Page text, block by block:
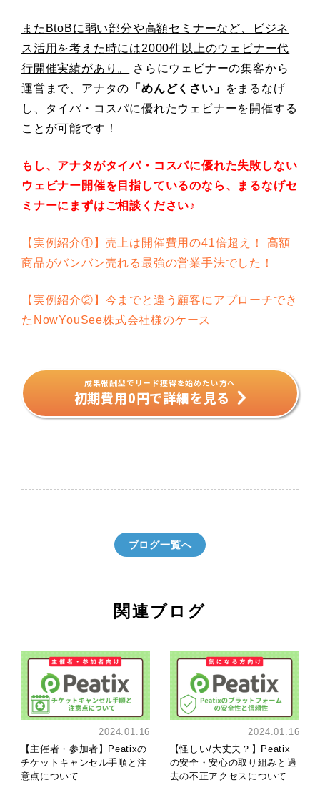
またBtoBに弱い部分や高額セミナーなど、ビジネ
ス活用を考えた時には2000件以上のウェビナー代
行開催実績があり。
さらにウェビナーの集客から
運営まで、アナタの 「めんどくさい」
をまるなげ
し、タイパ・コスパに優れたウェビナーを開催する
ことが可能です！
もし、アナタがタイパ・コスパに優れた失敗しない
ウェビナー開催を目指しているのなら、まるなげセ
ミナーにまずはご相談ください♪
【実例紹介①】売上は開催費用の41倍超え！ 高額
商品がバンバン売れる最強の営業手法でした！
【実例紹介②】今までと違う顧客にアプローチでき
たNowYouSee株式会社様のケース
成果報酬型でリード獲得を始めたい方へ
初期費用0円で詳細を見る
ブログ一覧へ
関連ブログ
2024.01.16
【主催者・参加者】Peatixの
チケットキャンセル手順と注
意点について
2024.01.16
【怪しい/大丈夫？】Peatix
の安全・安心の取り組みと過
去の不正アクセスについて